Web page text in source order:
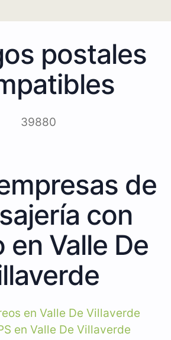
postales
39880
de
con
en Valle De
en Valle De Villaverde
en Valle De Villaverde